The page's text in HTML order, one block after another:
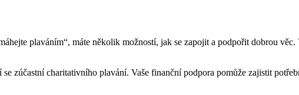
plaváním“, máte několik možností, jak se zapojit a podpořit dobrou
zúčastní charitativního plavání. Vaše finanční podpora pomůže zajistit